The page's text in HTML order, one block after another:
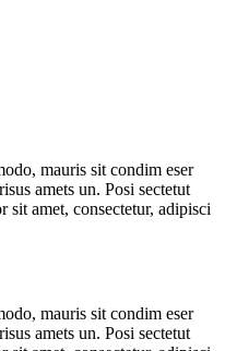
mauris sit condim eser
amets un. Posi sectetut
sit amet, consectetur, adipisci
mauris sit condim eser
amets un. Posi sectetut